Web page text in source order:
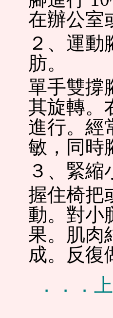
在辦公室
２、運
肪。
單手雙撐
其旋轉。
進行。經
敏，同時
３、緊縮
握住椅把
動。對小
果。肌肉
成。反復
．．．